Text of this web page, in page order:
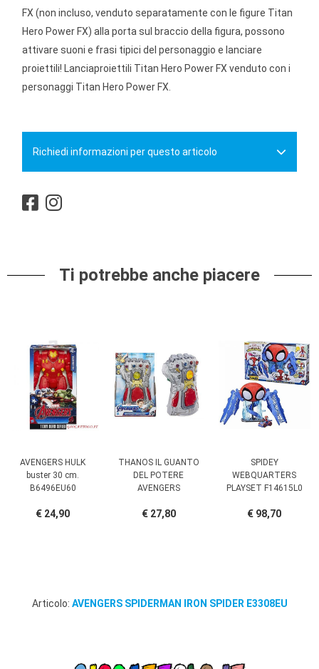
FX (non incluso, venduto separatamente con le figure Titan
Hero Power FX) alla porta sul braccio della figura, possono
attivare suoni e frasi tipici del personaggio e lanciare
proiettili! Lanciaproiettili Titan Hero Power FX venduto con i
personaggi Titan Hero Power FX.
Richiedi informazioni per questo articolo
Ti potrebbe anche piacere
AVENGERS HULK
buster 30 cm.
B6496EU60
€ 24,90
THANOS IL GUANTO
DEL POTERE
AVENGERS
€ 27,80
SPIDEY
WEBQUARTERS
PLAYSET F14615L0
€ 98,70
Articolo: AVENGERS SPIDERMAN IRON SPIDER E3308EU